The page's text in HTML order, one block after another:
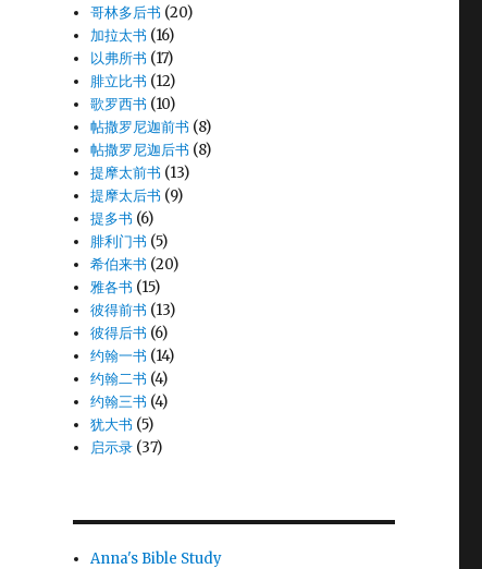
哥林多后书 (20)
加拉太书 (16)
以弗所书 (17)
腓立比书 (12)
歌罗西书 (10)
帖撒罗尼迦前书 (8)
帖撒罗尼迦后书 (8)
提摩太前书 (13)
提摩太后书 (9)
提多书 (6)
腓利门书 (5)
希伯来书 (20)
雅各书 (15)
彼得前书 (13)
彼得后书 (6)
约翰一书 (14)
约翰二书 (4)
约翰三书 (4)
犹大书 (5)
启示录 (37)
Anna's Bible Study